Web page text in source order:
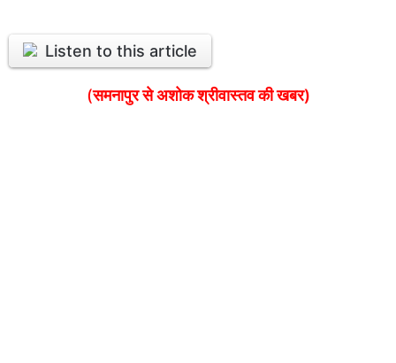
Listen to this article
(समनापुर से अशोक श्रीवास्तव की खबर)